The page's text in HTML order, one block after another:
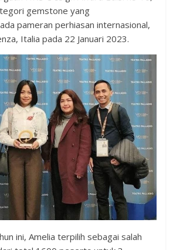
gemstone yang
pameran perhiasan internasional,
Italia pada 22 Januari 2023.
ini, Amelia terpilih sebagai salah